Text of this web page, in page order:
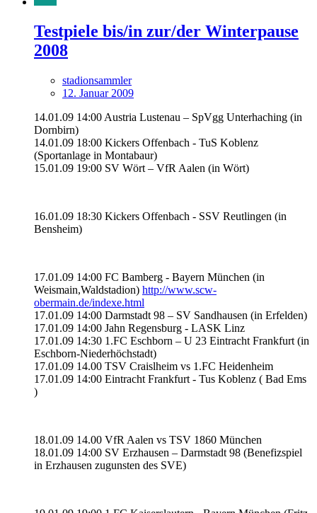
Testpiele bis/in zur/der Winterpause
2008
stadionsammler
12. Januar 2009
14.01.09 14:00 Austria Lustenau – SpVgg Unterhaching (in
Dornbirn)
14.01.09 18:00 Kickers Offenbach - TuS Koblenz
(Sportanlage in Montabaur)
15.01.09 19:00 SV Wört – VfR Aalen (in Wört)
16.01.09 18:30 Kickers Offenbach - SSV Reutlingen (in
Bensheim)
17.01.09 14:00 FC Bamberg - Bayern München (in
Weismain,Waldstadion) http://www.scw-
obermain.de/indexe.html
17.01.09 14:00 Darmstadt 98 – SV Sandhausen (in Erfelden)
17.01.09 14:00 Jahn Regensburg - LASK Linz
17.01.09 14:30 1.FC Eschborn – U 23 Eintracht Frankfurt (in
Eschborn-Niederhöchstadt)
17.01.09 14.00 TSV Craislheim vs 1.FC Heidenheim
17.01.09 14:00 Eintracht Frankfurt - Tus Koblenz ( Bad Ems
)
18.01.09 14.00 VfR Aalen vs TSV 1860 München
18.01.09 14:00 SV Erzhausen – Darmstadt 98 (Benefizspiel
in Erzhausen zugunsten des SVE)